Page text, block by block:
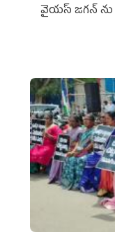
వైయ‌స్ జగన్‌ ను